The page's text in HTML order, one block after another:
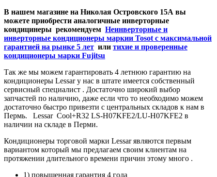
В нашем магазине на Николая Островского 15А вы
можете приобрести аналогичные инверторные
кондицинеры рекомендуем Неинверторные и
инверторные кондиционеры маркии Tosot с максимальной
гарантией на рынке 5 лет или тихие и проверенные
кондиционеры марки Fujitsu
Так же мы можем гарантировать 4 летнюю гарантию на
кондиционеры Lessar у нас в штате имеется собственный
сервисный специалист . Достаточно широкий выбор
запчастей по наличию, даже если что то необходимо можем
достаточно быстро привезти с центральных складов к нам в
Пермь. Lessar Cool+R32 LS-H07KFE2/LU-H07KFE2 в
наличии на складе в Перми.
Кондиционеры торговой марки Lessar являются первым
вариантом который мы предлагаем своим клиентам на
протяжении длительного времени причин этому много .
1) повышенная гарантия 4 года